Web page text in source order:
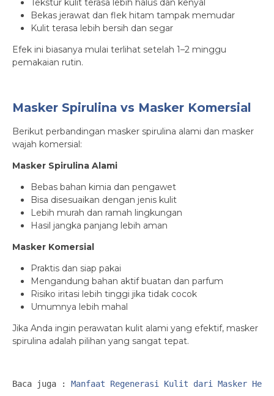
Tekstur kulit terasa lebih halus dan kenyal
Bekas jerawat dan flek hitam tampak memudar
Kulit terasa lebih bersih dan segar
Efek ini biasanya mulai terlihat setelah 1–2 minggu
pemakaian rutin.
Masker Spirulina vs Masker Komersial
Berikut perbandingan masker spirulina alami dan masker
wajah komersial:
Masker Spirulina Alami
Bebas bahan kimia dan pengawet
Bisa disesuaikan dengan jenis kulit
Lebih murah dan ramah lingkungan
Hasil jangka panjang lebih aman
Masker Komersial
Praktis dan siap pakai
Mengandung bahan aktif buatan dan parfum
Risiko iritasi lebih tinggi jika tidak cocok
Umumnya lebih mahal
Jika Anda ingin perawatan kulit alami yang efektif, masker
spirulina adalah pilihan yang sangat tepat.
Baca juga : Manfaat Regenerasi Kulit dari Masker